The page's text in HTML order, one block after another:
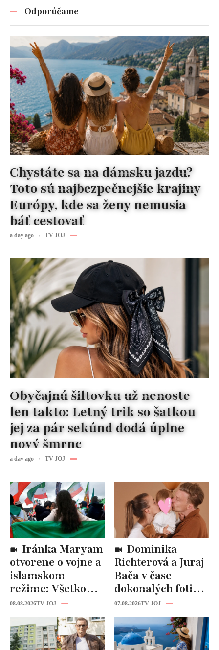
Odporúčame
Chystáte sa na dámsku jazdu?
Toto sú najbezpečnejšie krajiny
Európy, kde sa ženy nemusia
báť cestovať
a day ago TV JOJ
Obyčajnú šiltovku už nenoste
len takto: Letný trik so šatkou
jej za pár sekúnd dodá úplne
nový šmrnc
a day ago TV JOJ
otvorene o vojne a
islamskom
režime: Všetko
tam riadi
propaganda, ľudí
zabíjajú na
uliciach
08.08.2026TV JOJ
Richterová a Juraj
Bača v čase
dokonalých fotiek
pripomínajú
dôležitú vec:
Slováci ich za to
milujú!
07.08.2026TV JOJ